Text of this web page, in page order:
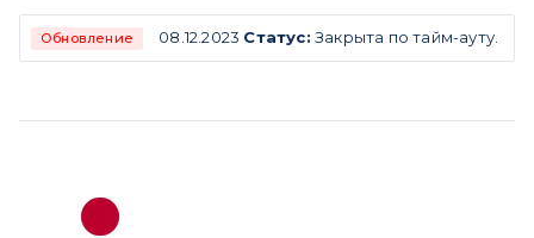
Обновление 08.12.2023 Статус: Закрыта по тайм-ауту.